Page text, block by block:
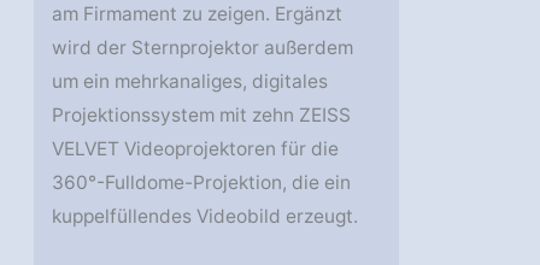
am Firmament zu zeigen. Ergänzt
wird der Sternprojektor außerdem
um ein mehrkanaliges, digitales
Projektionssystem mit zehn ZEISS
VELVET Videoprojektoren für die
360°-Fulldome-Projektion, die ein
kuppelfüllendes Videobild erzeugt.